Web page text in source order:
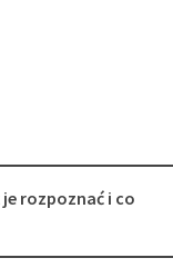
rozpoznać i co